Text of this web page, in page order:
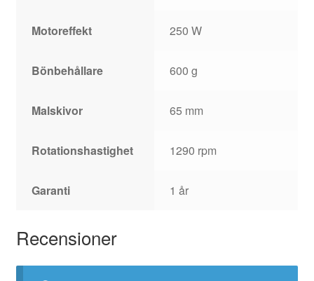
Motoreffekt 250 W
Bönbehållare 600 g
Malskivor 65 mm
Rotationshastighet 1290 rpm
Garanti 1 år
Recensioner